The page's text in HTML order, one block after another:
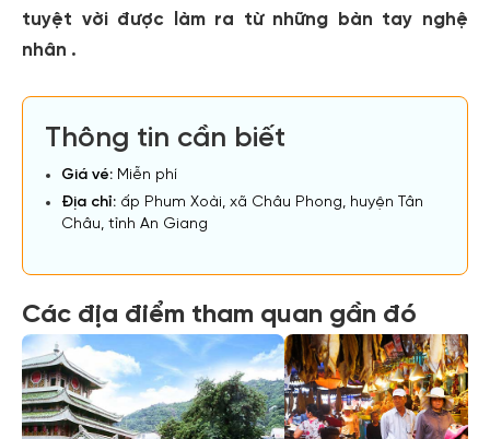
tuyệt vời được làm ra từ những bàn tay nghệ
nhân .
Thông tin cần biết
Giá vé: Miễn phí
Địa chỉ: ấp Phum Xoài, xã Châu Phong, huyện Tân
Châu, tỉnh An Giang
Các địa điểm tham quan gần đó